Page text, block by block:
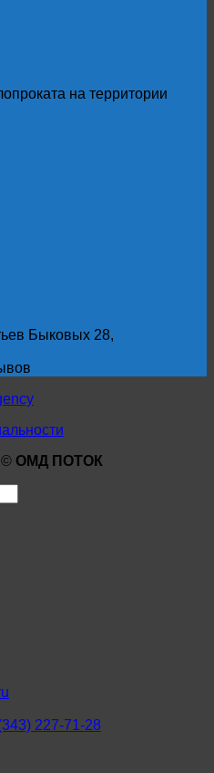
на территории
Быковых 28,
© ОМД ПОТОК
227-71-28